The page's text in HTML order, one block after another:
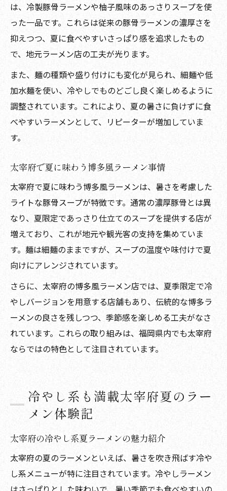
は、冷製豚骨ラーメンや柚子風味のあっさりスープを使
った一品です。これらは従来の豚骨ラーメンの濃厚さを
抑えつつ、夏に食べやすいさっぱり感を追求したもの
で、地元ラーメン店の工夫が光ります。
また、麺の種類や盛り付けにも変化が見られ、細麺や低
加水麺を使い、冷やしでものどごし良く楽しめるように
調整されています。これにより、夏の暑さに負けずに食
べやすいラーメンとして、リピーターが増加していま
す。
太宰府で夏に味わう博多風ラーメン事情
太宰府で夏に味わう博多風ラーメンは、暑さを考慮した
ライトな豚骨スープが特徴です。通常の濃厚豚骨とは異
なり、夏限定であっさり仕立てのスープを提供する店が
増えており、これが地元や観光客の支持を集めていま
す。麺は細麺のままですが、スープの温度や味付けで夏
向けにアレンジされています。
さらに、太宰府の博多風ラーメン店では、夏季限定で冷
やしバージョンを用意する店舗もあり、伝統的な博多ラ
ーメンの良さを残しつつ、季節感を楽しめる工夫がなさ
れています。これらの取り組みは、福岡県内でも太宰府
ならではの特色として注目されています。
冷やし系も満載太宰府夏のラー
メン体験記
太宰府の冷やし系夏ラーメンの魅力紹介
太宰府の夏のラーメンといえば、暑さを吹き飛ばす冷や
し系メニューが特に注目されています。冷やしラーメン